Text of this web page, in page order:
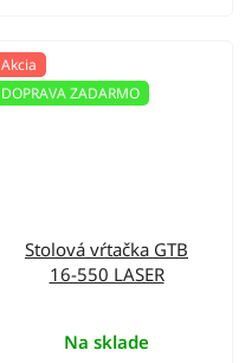
Akcia
DOPRAVA ZADARMO
Stolová vŕtačka GTB
16-550 LASER
Na sklade